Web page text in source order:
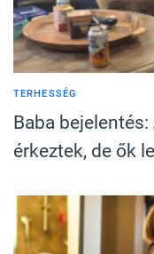
TERHESSÉG
Baba
érkeztek, de ők